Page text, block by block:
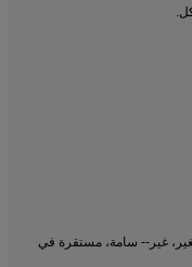
غير-- سامة، مستقرة في